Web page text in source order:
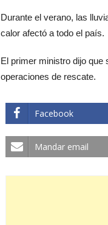
Durante el verano, las
calor afectó a todo el país.
El primer ministro dijo que
operaciones de rescate.
Facebook
Mandar email